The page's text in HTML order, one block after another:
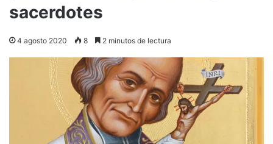
sacerdotes
4 agosto 2020 8 2 minutos de lectura